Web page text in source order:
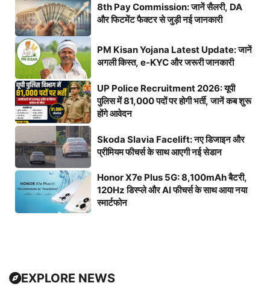
8th Pay Commission: जानें सैलरी, DA
और फिटमेंट फैक्टर से जुड़ी नई जानकारी
PM Kisan Yojana Latest Update: जानें
अगली किस्त, e-KYC और जरूरी जानकारी
UP Police Recruitment 2026: यूपी
पुलिस में 81,000 पदों पर होगी भर्ती, जानें कब शुरू
होंगे आवेदन
Skoda Slavia Facelift: नए डिजाइन और
प्रीमियम फीचर्स के साथ आएगी नई सेडान
Honor X7e Plus 5G: 8,100mAh बैटरी,
120Hz डिस्प्ले और AI फीचर्स के साथ आया नया
स्मार्टफोन
EXPLORE NEWS